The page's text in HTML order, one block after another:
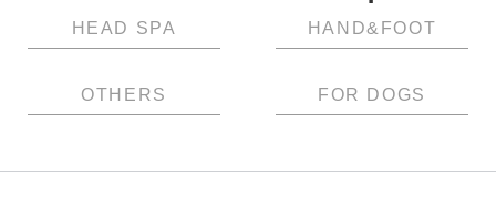
HEAD SPA HAND&FOOT
OTHERS FOR DOGS